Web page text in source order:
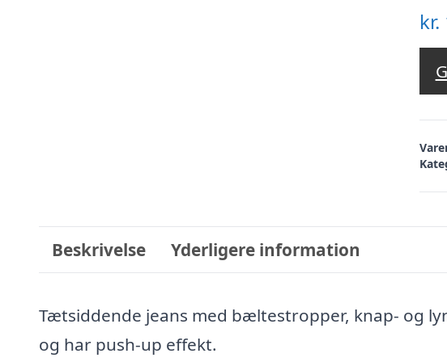
kr.
Beskrivelse Yderligere information
Tætsiddende jeans med bæltestropper, knap- og
og har push-up effekt.